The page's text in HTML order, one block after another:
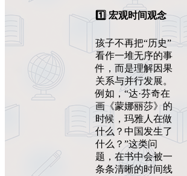
1️⃣宏观时间观念
孩子不再把“历史”
看作一堆无序的事
件，而是理解因果
关系与并行发展。
例如，“达·芬奇在
画《蒙娜丽莎》的
时候，玛雅人在做
什么？中国发生了
什么？”这类问
题，在书中会被一
条条清晰的时间线